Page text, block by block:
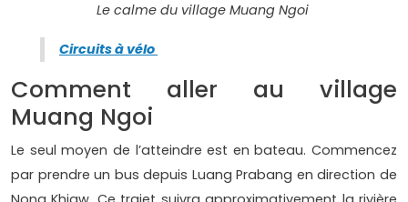
Le calme du village Muang Ngoi
Circuits à vélo
Comment aller au village
Muang Ngoi
Le seul moyen de l’atteindre est en bateau. Commencez
par prendre un bus depuis Luang Prabang en direction de